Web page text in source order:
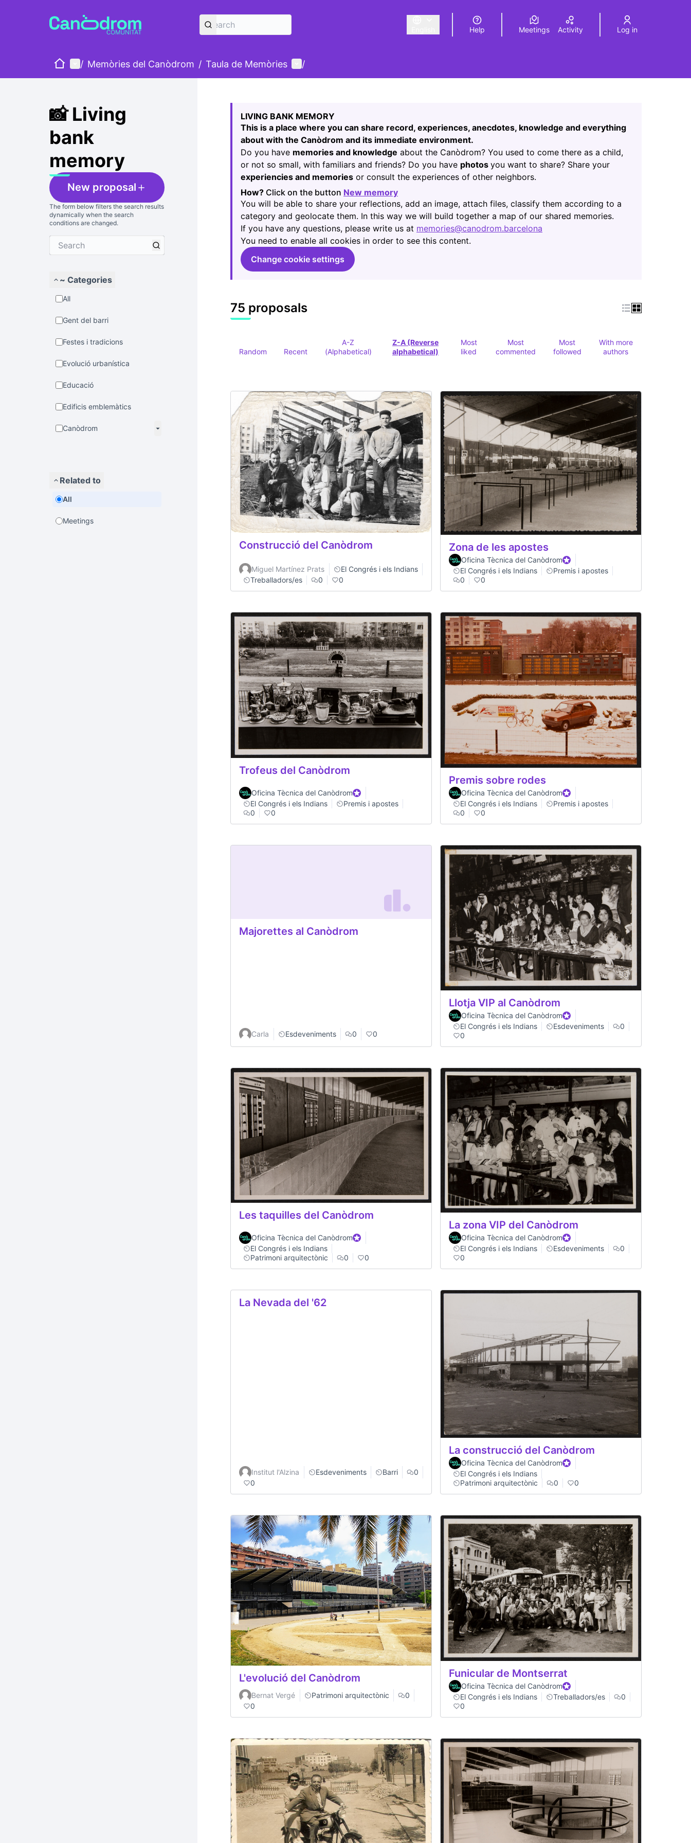
Triar la llengua Elegir el idiomaChoose language
Help Meetings Activity Log in
HomeMain menu
/ Memòries del Canòdrom / Taula de Memòries User menu
/
📸 Living
bank
memory
New proposal
The form below filters the search results
dynamically when the search
conditions are changed.
~ Categories
All
Gent del barri
Festes i tradicions
Evolució urbanística
Educació
Edificis emblemàtics
Canòdrom
Related to
All
Meetings
24
LIVING BANK MEMORY
This is a place where you can share record, experiences, anecdotes, knowledge and everything
about with the Canòdrom and its immediate environment.
Do you have memories and knowledge about the Canòdrom? You used to come there as a child,
or not so small, with familiars and friends? Do you have photos you want to share? Share your
experiencies and memories or consult the experiences of other neighbors.
How? Click on the button New memory
(Opens in new tab)
You will be able to share your reflections, add an image, attach files, classify them according to a
category and geolocate them. In this way we will build together a map of our shared memories.
If you have any questions, please write us at memories@canodrom.barcelona
You need to enable all cookies in order to see this content.
Change cookie settings
75 proposals
Random Recent
A-Z
(Alphabetical)
Z-A (Reverse
alphabetical)
Most
liked
Most
commented
Most
followed
With more
authors
Construcció del Canòdrom
Miguel Martínez Prats
El Congrés i els Indians
Treballadors/es
0 0
Zona de les apostes
Oficina Tècnica del CanòdromOfficial participant
El Congrés i els Indians
Premis i apostes
0
0
Trofeus del Canòdrom
Oficina Tècnica del CanòdromOfficial participant
El Congrés i els Indians
Premis i apostes
0
0
Premis sobre rodes
Oficina Tècnica del CanòdromOfficial participant
El Congrés i els Indians
Premis i apostes
0
0
Majorettes al Canòdrom
Carla Esdeveniments 0 0
Llotja VIP al Canòdrom
Oficina Tècnica del CanòdromOfficial participant
El Congrés i els Indians
Esdeveniments
0
0
Les taquilles del Canòdrom
Oficina Tècnica del CanòdromOfficial participant
El Congrés i els Indians
Patrimoni arquitectònic
0 0
La zona VIP del Canòdrom
Oficina Tècnica del CanòdromOfficial participant
El Congrés i els Indians
Esdeveniments
0
0
La Nevada del '62
Institut l'Alzina Esdeveniments Barri
0
0
La construcció del Canòdrom
Oficina Tècnica del CanòdromOfficial participant
El Congrés i els Indians
Patrimoni arquitectònic
0 0
L'evolució del Canòdrom
Bernat Vergé Patrimoni arquitectònic
0
0
Funicular de Montserrat
Oficina Tècnica del CanòdromOfficial participant
El Congrés i els Indians
Treballadors/es
0
0